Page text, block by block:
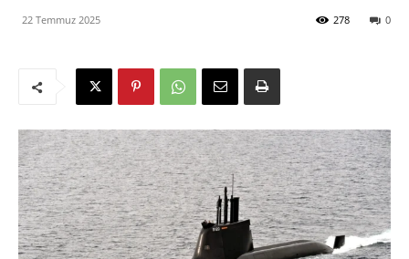
22 Temmuz 2025 0
278